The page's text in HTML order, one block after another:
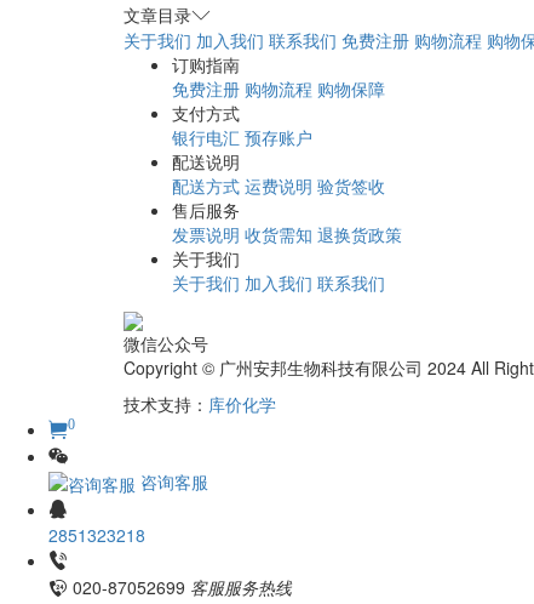
文章目录
关于我们 加入我们 联系我们 免费注册 购物流程 购物
订购指南
免费注册 购物流程 购物保障
支付方式
银行电汇 预存账户
配送说明
配送方式 运费说明 验货签收
售后服务
发票说明 收货需知 退换货政策
关于我们
关于我们 加入我们 联系我们
微信公众号
Copyright © 广州安邦生物科技有限公司 2024 All
技术支持： 库价化学
0
咨询客服
2851323218
020-87052699 客服服务热线